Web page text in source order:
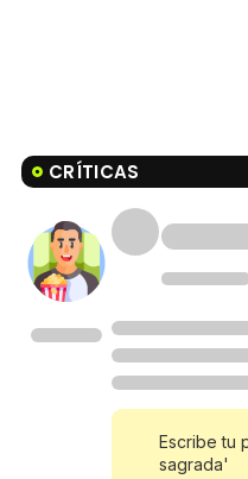
CRÍTICAS
Escribe tu
sagrada'